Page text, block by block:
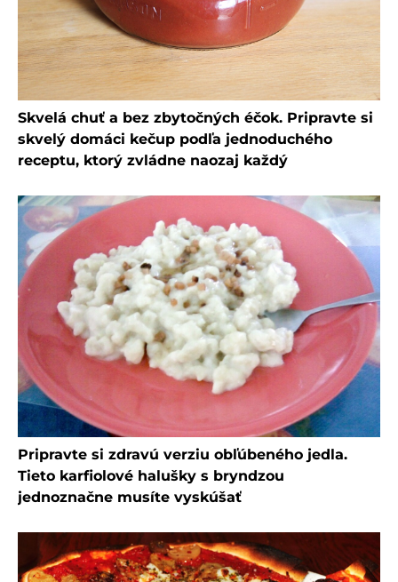
Skvelá chuť a bez zbytočných éčok. Pripravte si
skvelý domáci kečup podľa jednoduchého
receptu, ktorý zvládne naozaj každý
Pripravte si zdravú verziu obľúbeného jedla.
Tieto karfiolové halušky s bryndzou
jednoznačne musíte vyskúšať